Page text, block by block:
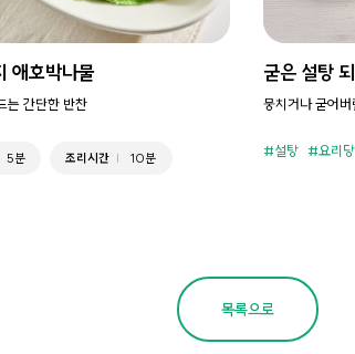
애호박나물
는 간단한 반찬
5분 조리시간 10분
굳은 설탕
뭉치거나 굳어
설탕 요리당
목록으로